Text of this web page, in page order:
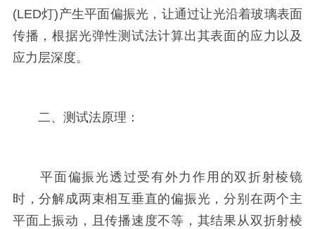
(LED灯)产生平面偏振光，让通过让光沿着玻璃表面
传播，根据光弹性测试法计算出其表面的应力以及
应力层深度。
二、测试法原理：
平面偏振光透过受有外力作用的双折射棱镜
时，分解成两束相互垂直的偏振光，分别在两个主
平面上振动，且传播速度不等，其结果从双折射棱